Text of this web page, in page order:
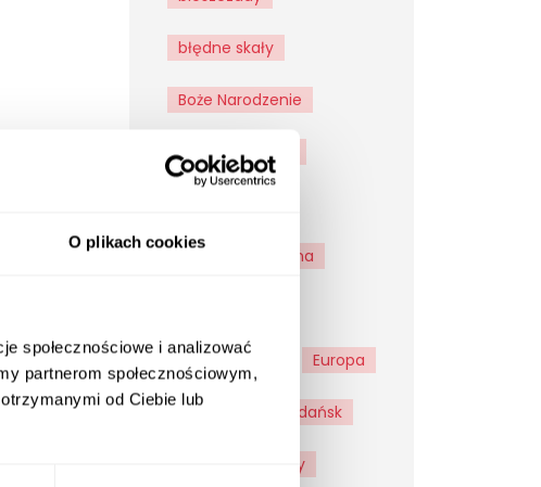
O plikach cookies
społecznościowe i analizować
partnerom społecznościowym,
od Ciebie lub
błędne skały
Boże Narodzenie
bus 9-osobowy
busem z Olsztyna
energylandia Europa
Frombork Gdańsk
góry